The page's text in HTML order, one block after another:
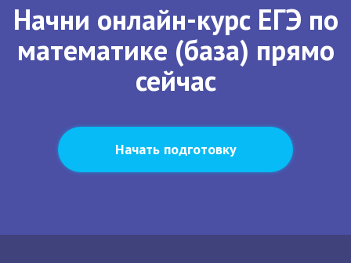
Начни онлайн-курс ЕГЭ по
математике (база) прямо
сейчас
Начать подготовку